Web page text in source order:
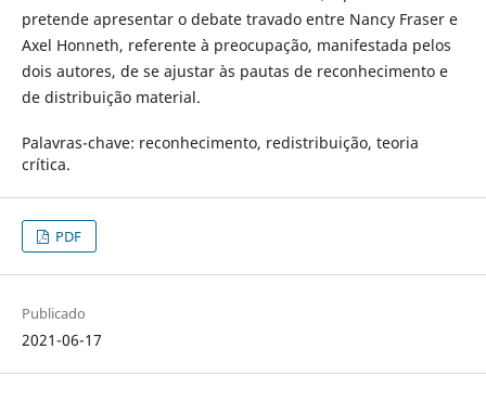
pretende apresentar o debate travado entre Nancy Fraser e
Axel Honneth, referente à preocupação, manifestada pelos
dois autores, de se ajustar às pautas de reconhecimento e
de distribuição material.
Palavras-chave: reconhecimento, redistribuição, teoria
crítica.
PDF
Publicado
2021-06-17